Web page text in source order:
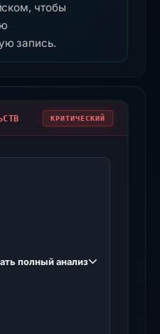
чтобы
запись.
КРИТИЧЕСКИЙ
полный анализ